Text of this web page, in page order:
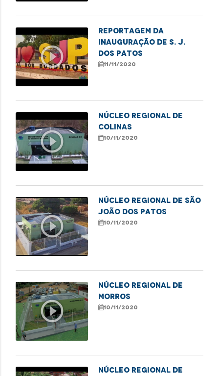
play_circle_outline
Reportagem da
inauguração de S. J.
dos Patos
11/11/2020
play_circle_outline
Núcleo Regional de
Colinas
10/11/2020
play_circle_outline
Núcleo Regional de São
João dos Patos
10/11/2020
play_circle_outline
Núcleo Regional de
Morros
10/11/2020
Núcleo Regional de